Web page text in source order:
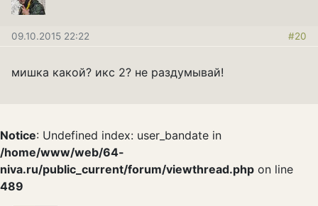
09.10.2015 22:22 #20
мишка какой? икс 2? не раздумывай!
Notice: Undefined index: user_bandate in
/home/www/web/64-
niva.ru/public_current/forum/viewthread.php on line
489